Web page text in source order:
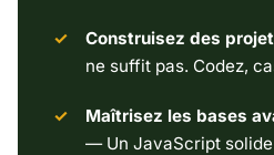
Construisez des
ne suffit pas. Codez,
Maîtrisez les bases
— Un JavaScript